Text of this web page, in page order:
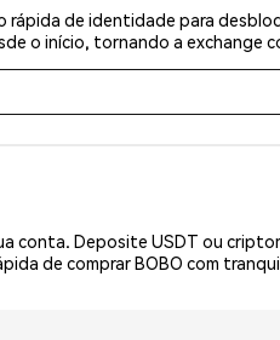
rápida de identidade para
o início, tornando a exchange
conta. Deposite USDT ou
de comprar BOBO com